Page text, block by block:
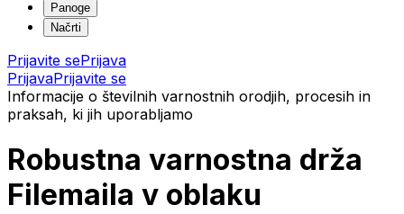
Panoge
Načrti
Prijavite sePrijava
PrijavaPrijavite se
Informacije o številnih varnostnih orodjih, procesih in
praksah, ki jih uporabljamo
Robustna varnostna drža
Filemaila v oblaku